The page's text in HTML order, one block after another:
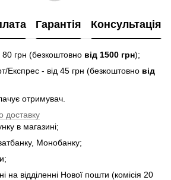
Гарантія Консультація
грн (безкоштовно від 1500 грн);
Експрес - від 45 грн (безкоштовно від
отримувач.
доставку
в магазині;
Монобанку;
на відділенні Нової пошти (комісія 20